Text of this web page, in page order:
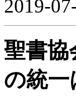
2019-
聖書協
の統